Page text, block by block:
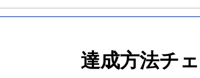
達成方法チ